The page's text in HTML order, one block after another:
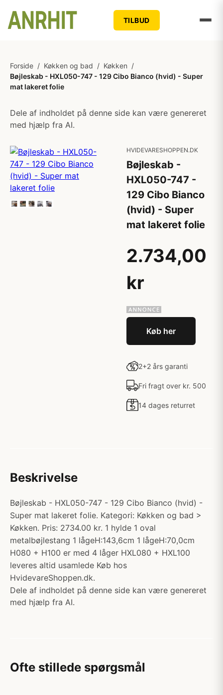
TILBUD
Forside / Køkken og bad / Køkken /
Bøjleskab - HXL050-747 - 129 Cibo Bianco (hvid) - Super
mat lakeret folie
Dele af indholdet på denne side kan være genereret
med hjælp fra AI.
HVIDEVARESHOPPEN.DK
Bøjleskab -
HXL050-747 -
129 Cibo Bianco
(hvid) - Super
mat lakeret folie
2.734,00
kr
Køb her
2+2 års garanti
Fri fragt over kr. 500
14 dages returret
Beskrivelse
Bøjleskab - HXL050-747 - 129 Cibo Bianco (hvid) -
Super mat lakeret folie. Kategori: Køkken og bad >
Køkken. Pris: 2734.00 kr. 1 hylde 1 oval
metalbøjlestang 1 lågeH:143,6cm 1 lågeH:70,0cm
H080 + H100 er med 4 låger HXL080 + HXL100
leveres altid usamlede Køb hos
HvidevareShoppen.dk.
Dele af indholdet på denne side kan være genereret
med hjælp fra AI.
Ofte stillede spørgsmål